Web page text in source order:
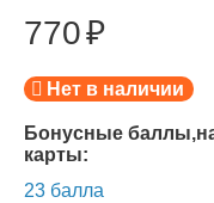
770₽
Нет в наличии
Бонусные
карты:
23 балла